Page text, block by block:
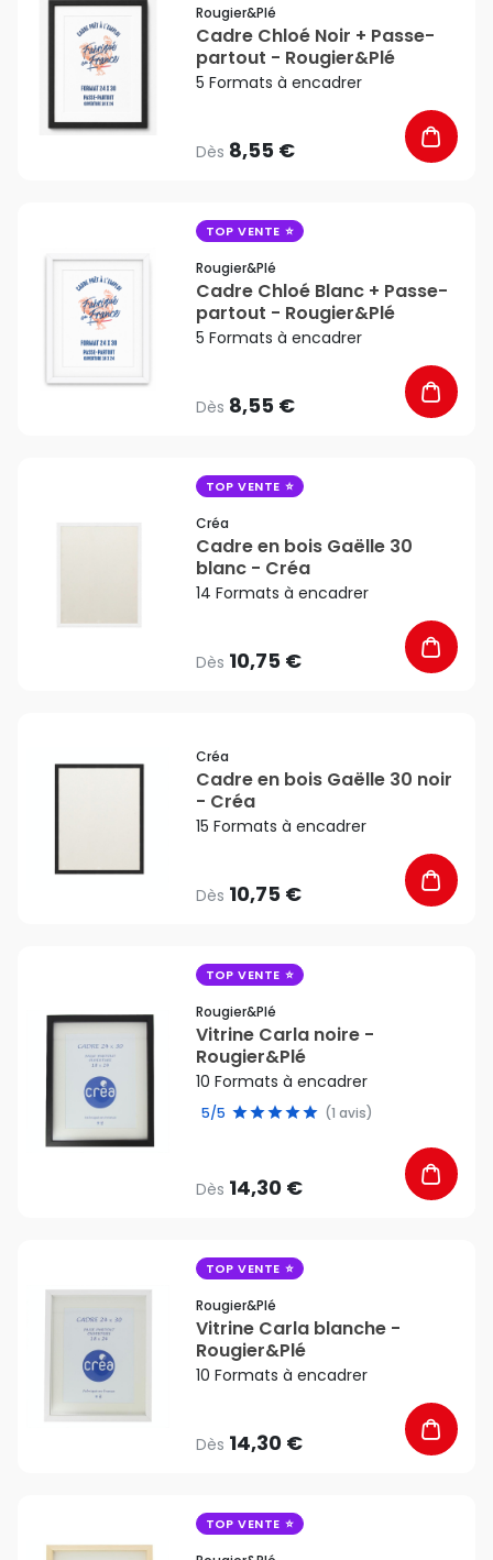
Rougier&plé
Cadre Chloé Noir + Passe-
partout - Rougier&Plé
5 Formats à encadrer
Dès 8,55 €
TOP VENTE
Rougier&plé
Cadre Chloé Blanc + Passe-
partout - Rougier&Plé
5 Formats à encadrer
Dès 8,55 €
TOP VENTE
Créa
Cadre en bois Gaëlle 30
blanc - Créa
14 Formats à encadrer
Dès 10,75 €
Créa
Cadre en bois Gaëlle 30 noir
- Créa
15 Formats à encadrer
Dès 10,75 €
TOP VENTE
Rougier&plé
Vitrine Carla noire -
Rougier&Plé
10 Formats à encadrer
5/5 (1 avis)
Dès 14,30 €
TOP VENTE
Rougier&plé
Vitrine Carla blanche -
Rougier&Plé
10 Formats à encadrer
Dès 14,30 €
TOP VENTE